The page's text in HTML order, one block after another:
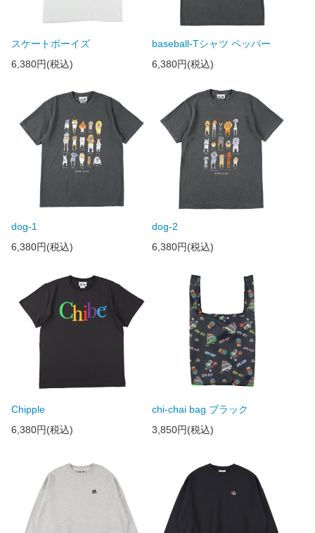
スケートボーイズ
6,380円(税込)
baseball-Tシャツ ペッパー
6,380円(税込)
dog-1
6,380円(税込)
dog-2
6,380円(税込)
Chipple
6,380円(税込)
chi-chai bag ブラック
3,850円(税込)